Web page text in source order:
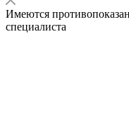
Имеются
специалиста